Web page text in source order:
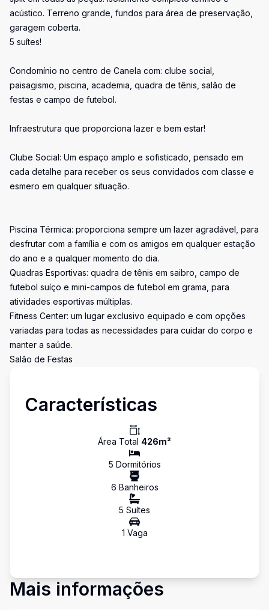
acústico. Terreno grande, fundos para área de preservação,
garagem coberta.
5 suítes!
Condomínio no centro de Canela com: clube social,
paisagismo, piscina, academia, quadra de tênis, salão de
festas e campo de futebol.
Infraestrutura que proporciona lazer e bem estar!
Clube Social: Um espaço amplo e sofisticado, pensado em
cada detalhe para receber os seus convidados com classe e
esmero em qualquer situação.
Piscina Térmica: proporciona sempre um lazer agradável, para
desfrutar com a família e com os amigos em qualquer estação
do ano e a qualquer momento do dia.
Quadras Esportivas: quadra de tênis em saibro, campo de
futebol suíço e mini-campos de futebol em grama, para
atividades esportivas múltiplas.
Fitness Center: um lugar exclusivo equipado e com opções
variadas para todas as necessidades para cuidar do corpo e
manter a saúde.
Salão de Festas
Características
Área Total 426m²
5 Dormitórios
6 Banheiros
5 Suítes
1 Vaga
Mais informações